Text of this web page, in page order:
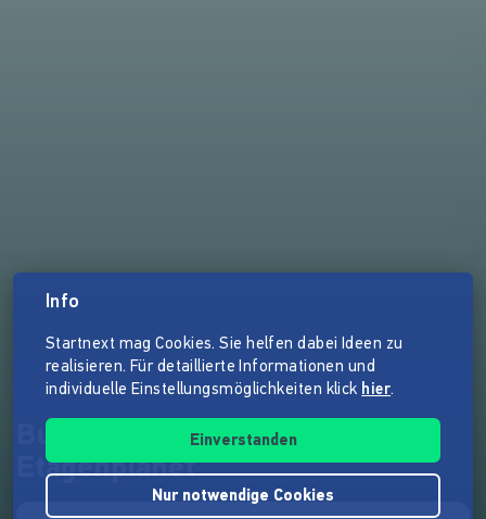
Buchveröffentlichung "Der
Etagenplanet"
Info
Startnext mag Cookies. Sie helfen dabei Ideen zu
realisieren. Für detaillierte Informationen und
individuelle Einstellungsmöglichkeiten klick hier.
Einverstanden
Nur notwendige Cookies